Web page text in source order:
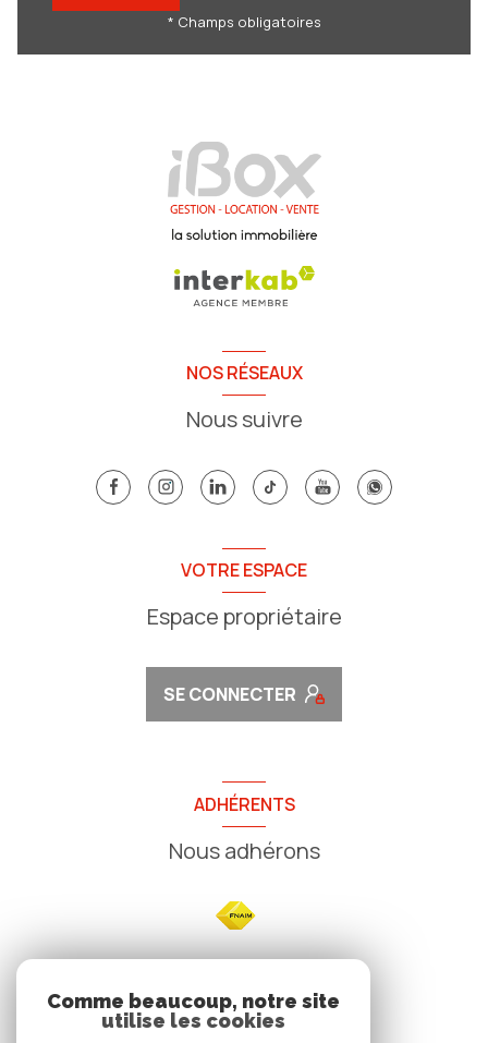
* Champs obligatoires
NOS RÉSEAUX
Nous suivre
VOTRE ESPACE
Espace propriétaire
SE CONNECTER
ADHÉRENTS
Nous adhérons
NOS
Comme beaucoup, notre site
utilise les cookies